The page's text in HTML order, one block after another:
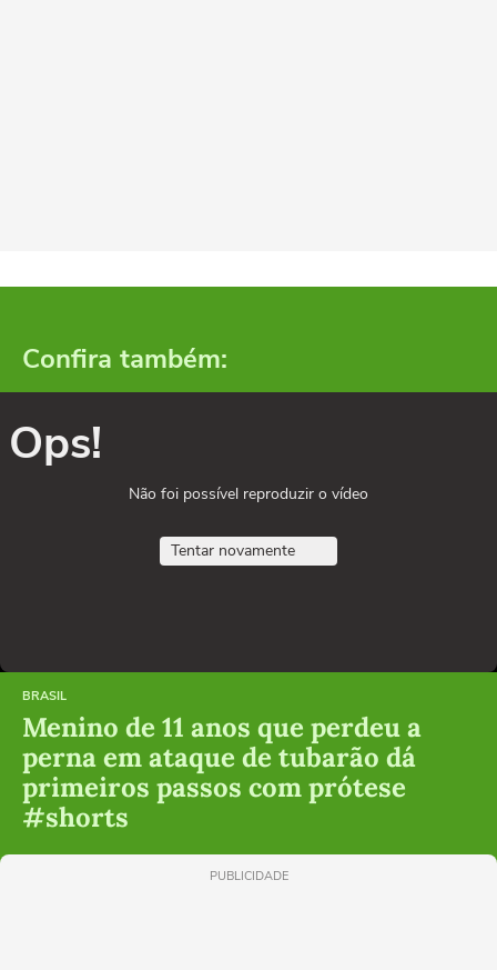
Confira também:
Ops!
Não foi possível reproduzir o vídeo
Tentar novamente
BRASIL
Menino de 11 anos que perdeu a
perna em ataque de tubarão dá
primeiros passos com prótese
#shorts
PUBLICIDADE